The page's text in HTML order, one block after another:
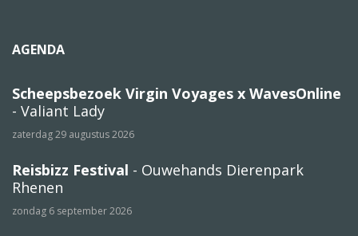
AGENDA
Scheepsbezoek Virgin Voyages x WavesOnline
- Valiant Lady
zaterdag 29 augustus 2026
Reisbizz Festival - Ouwehands Dierenpark
Rhenen
zondag 6 september 2026